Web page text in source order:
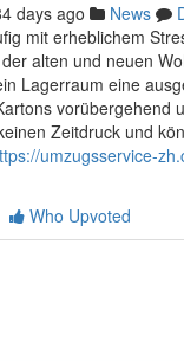
days ago News
mit erheblichem
alten und neuen
Lagerraum eine
vorübergehend
Zeitdruck und
umzugsservice-
Who Upvoted